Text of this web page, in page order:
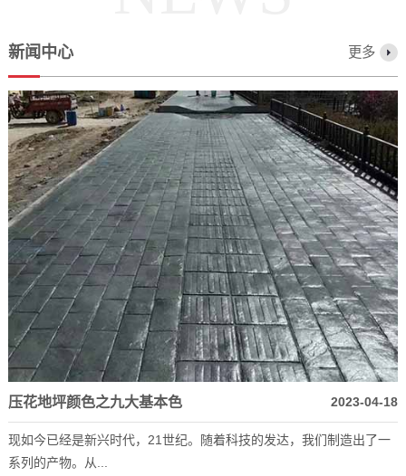
新闻中心 更多
压花地坪颜色之九大基本色 2023-04-18
现如今已经是新兴时代，21世纪。随着科技的发达，我们制造出了一
系列的产物。从...